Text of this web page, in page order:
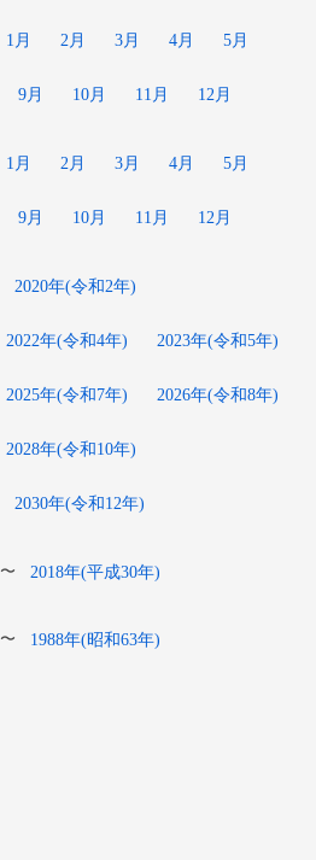
1月 2月 3月 4月 5月
9月 10月 11月 12月
1月 2月 3月 4月 5月
9月 10月 11月 12月
2020年(令和2年)
2022年(令和4年) 2023年(令和5年)
2025年(令和7年) 2026年(令和8年)
2028年(令和10年)
2030年(令和12年)
〜 2018年(平成30年)
〜 1988年(昭和63年)